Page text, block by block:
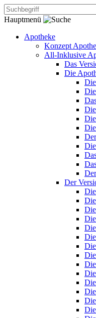
Hauptmenü
Apotheke
Konzept
All-Inklusive
Das
Die
Der